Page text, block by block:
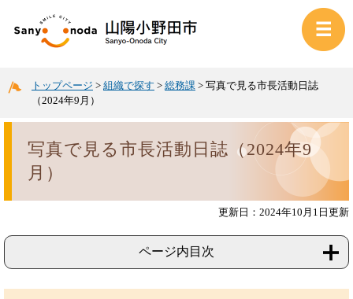
トップページ > 組織で探す > 総務課 > 写真で見る市長活動日誌
（2024年9月）
写真で見る市長活動日誌（2024年9
月）
更新日：2024年10月1日更新
ページ内目次